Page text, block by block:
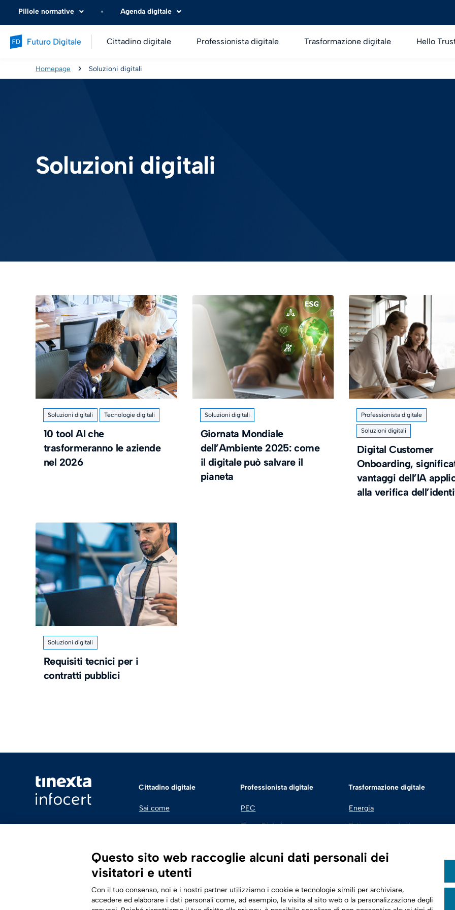
Pillole normative Agenda digitale
Cittadino digitale Professionista digitale Trasformazione digitale Hello
Homepage Soluzioni digitali
Soluzioni digitali
Soluzioni digitali Tecnologie digitali
10 tool AI che
trasformeranno le aziende
nel 2026
Soluzioni digitali
Giornata Mondiale
dell’Ambiente 2025: come
il digitale può salvare il
pianeta
Professionista digitale
Soluzioni digitali
Digital Customer
Onboarding,
vantaggi dell’IA
alla verifica
Soluzioni digitali
Requisiti tecnici per i
contratti pubblici
Cittadino digitale
Sai come
Professionista digitale
PEC
Firma Digitale
SPID | Identità Digitale
Cloud
Trasformazione digitale
Energia
Telecomunicazioni
Questo sito web raccoglie alcuni dati personali dei
visitatori e utenti
Con il tuo consenso, noi e i nostri partner utilizziamo i cookie e tecnologie simili per archiviare,
accedere ed elaborare i dati personali come, ad esempio, la visita al sito web o la personalizzazione degli